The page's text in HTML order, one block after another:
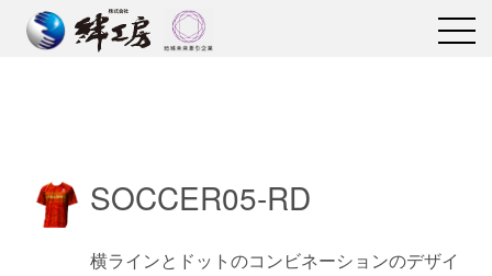
SOCCER05-RD
横ラインとドットのコンビネーションのデザイ